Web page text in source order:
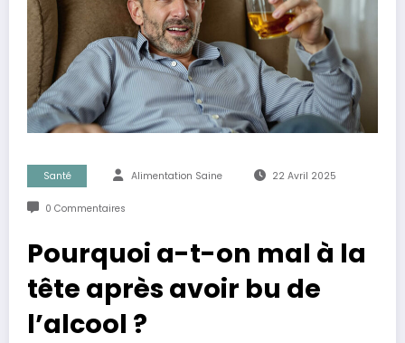
Santé Alimentation Saine 22 Avril 2025
0 Commentaires
Pourquoi a-t-on mal à la
tête après avoir bu de
l’alcool ?